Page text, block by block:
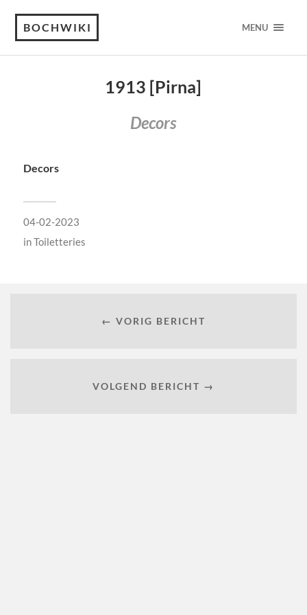
BOCHWIKI MENU
1913 [Pirna]
Decors
Decors
04-02-2023
inToiletteries
← VORIG BERICHT
VOLGEND BERICHT →